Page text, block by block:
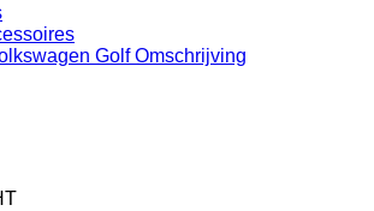
Golf Omschrijving